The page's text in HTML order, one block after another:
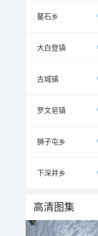
鳌石乡
大白登镇
古城镇
罗文皂镇
狮子屯乡
下深井乡
高清图集